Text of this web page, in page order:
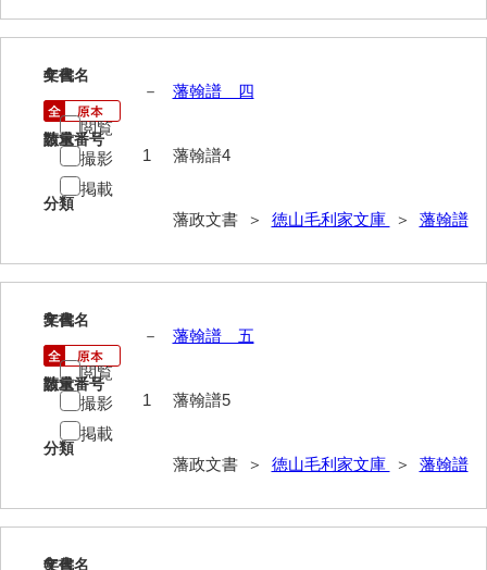
御廻国記
上御用所日記
山方日記
山畝反運上究帳
4
文書名
藩翰譜 四
請求番号
藩翰譜4
分類
藩政文書 ＞ 徳山毛利家文庫 ＞ 藩翰譜
年代
－
数量
1
閲覧
撮影
掲載
5
文書名
藩翰譜 五
請求番号
藩翰譜5
分類
藩政文書 ＞ 徳山毛利家文庫 ＞ 藩翰譜
年代
－
数量
1
閲覧
撮影
掲載
6
文書名
年代